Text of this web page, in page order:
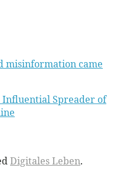
misinformation came
Influential Spreader of
Digitales Leben.